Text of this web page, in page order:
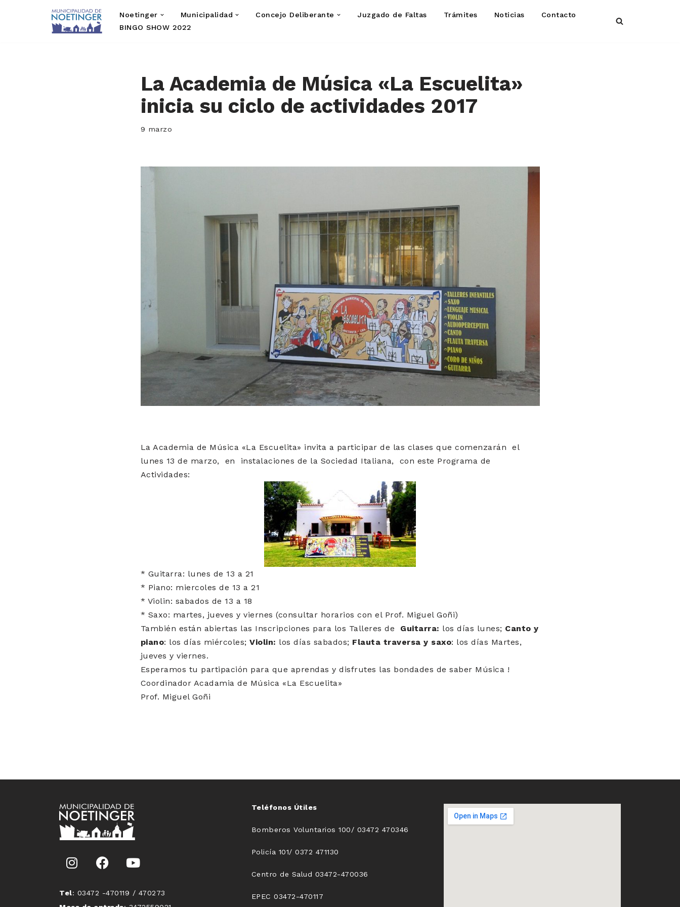
Noetinger Municipalidad Concejo Deliberante Juzgado de Faltas Trámites Noticias
Contacto
BINGO SHOW 2022
La Academia de Música «La Escuelita»
inicia su ciclo de actividades 2017
9 marzo
La Academia de Música «La Escuelita» invita a participar de las clases que comenzarán el
lunes 13 de marzo, en instalaciones de la Sociedad Italiana, con este Programa de
Actividades:
* Guitarra: lunes de 13 a 21
* Piano: miercoles de 13 a 21
* Violin: sabados de 13 a 18
* Saxo: martes, jueves y viernes (consultar horarios con el Prof. Miguel Goñi)
También están abiertas las Inscripciones para los Talleres de Guitarra: los días lunes; Canto y
piano: los días miércoles; Violin: los días sabados; Flauta traversa y saxo: los días Martes,
jueves y viernes.
Esperamos tu partipación para que aprendas y disfrutes las bondades de saber Música !
Coordinador Acadamia de Música «La Escuelita»
Prof. Miguel Goñi
Tel: 03472 -470119 / 470273
Teléfonos Útiles
Bomberos Voluntarios 100/ 03472 470346
Policía 101/ 0372 471130
Centro de Salud 03472-470036
EPEC 03472-470117